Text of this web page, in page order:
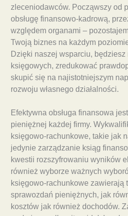
zleceniodawców. Począwszy od
obsługę finansowo-kadrową,
względem organami –
Twoją biznes na każdym
Dzięki naszej wsparciu, będziesz
księgowych, zredukować
skupić się na najistotniejszym
rozwoju własnego działalności.
Efektywna obsługa finansowa
pieniężnej każdej firmy.
księgowo-rachunkowe, takie jak
jedynie zarządzanie ksiąg
kwestii rozszyfrowaniu wyników
również wyborze ważnych
księgowo-rachunkowe zawierają
sprawozdań pieniężnych, jak
kosztów jak również dochodów.